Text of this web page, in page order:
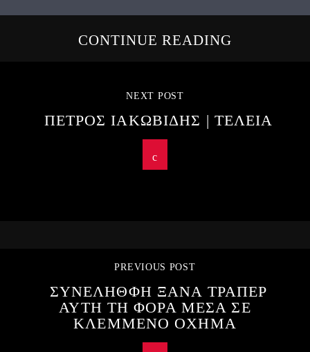
CONTINUE READING
NEXT POST
ΠΕΤΡΟΣ ΙΑΚΩΒΙΔΗΣ | ΤΕΛΕΙΑ
PREVIOUS POST
ΣΥΝΕΛΗΘΦΗ ΞΑΝΑ ΤΡΑΠΕΡ
ΑΥΤΗ ΤΗ ΦΟΡΑ ΜΕΣΑ ΣΕ
ΚΛΕΜΜΕΝΟ ΟΧΗΜΑ